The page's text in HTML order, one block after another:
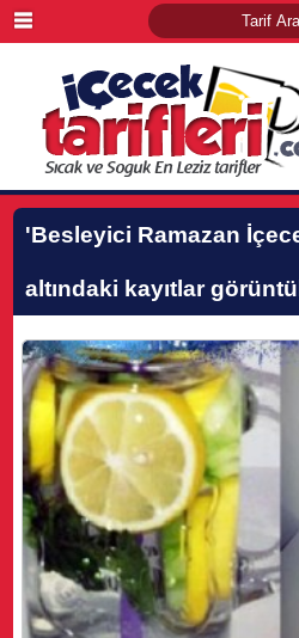
'Besleyici Ramazan
altındaki kayıtlar